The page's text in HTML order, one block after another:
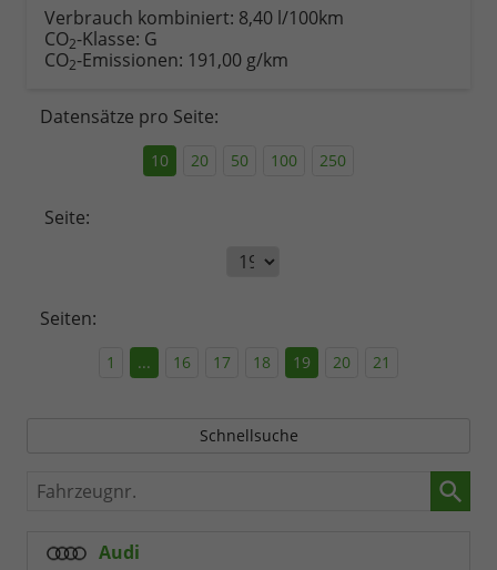
Verbrauch kombiniert: 8,40 l/100km
CO2-Klasse: G
CO2-Emissionen: 191,00 g/km
Datensätze pro Seite:
10 20 50 100 250
Seite:
Seiten:
1 ... 16 17 18 19 20 21
Schnellsuche
Fahrzeugnr.
Audi